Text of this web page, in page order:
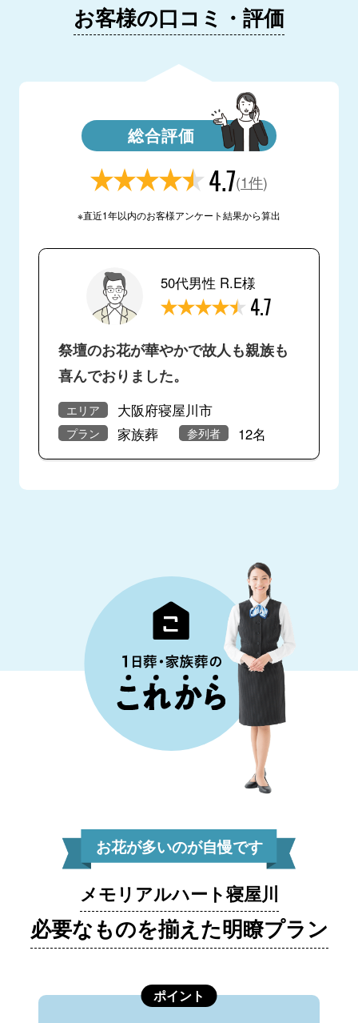
お客様の口コミ・評価
総合評価
4.7(1件)
※直近1年以内のお客様アンケート結果から算出
50代男性 R.E様
4.7
祭壇のお花が華やかで故人も親族も
喜んでおりました。
エリア 大阪府寝屋川市
プラン 家族葬 参列者 12名
お花が多いのが自慢です
メモリアルハート寝屋川
必要なものを揃えた明瞭プラン
ポイント